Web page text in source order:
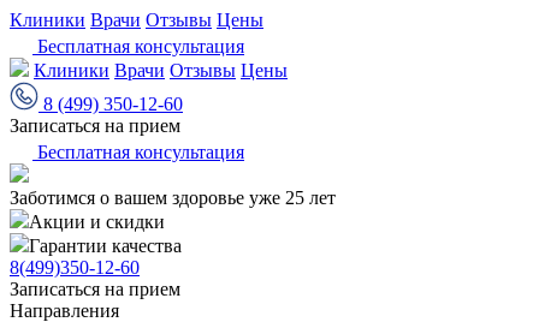
Клиники Врачи Отзывы Цены
Бесплатная консультация
Клиники Врачи Отзывы Цены
8 (499) 350-12-60
Записаться на прием
Бесплатная консультация
Заботимся о вашем здоровье уже 25 лет
Акции и скидки
Гарантии качества
8(499)350-12-60
Записаться на прием
Направления